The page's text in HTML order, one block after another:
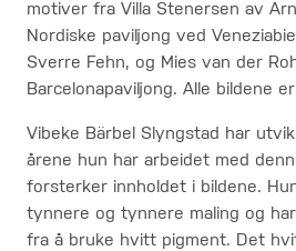
motiver fra Villa Stenersen av
Nordiske paviljong ved
Sverre Fehn, og Mies van der
Barcelonapaviljong. Alle bildene
Vibeke Bärbel Slyngstad har
årene hun har arbeidet med
forsterker innholdet i bildene.
tynnere og tynnere maling og
fra å bruke hvitt pigment. Det